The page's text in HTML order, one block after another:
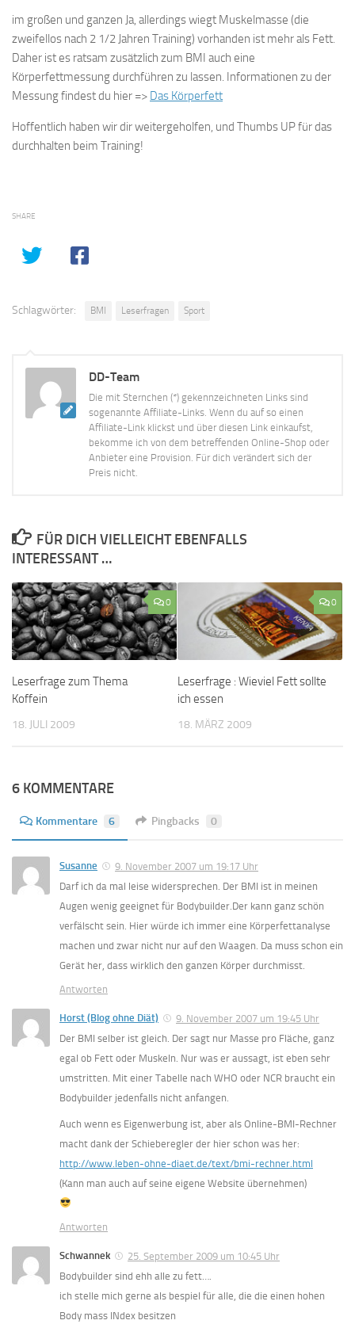
im großen und ganzen Ja, allerdings wiegt Muskelmasse (die
zweifellos nach 2 1/2 Jahren Training) vorhanden ist mehr als Fett.
Daher ist es ratsam zusätzlich zum BMI auch eine
Körperfettmessung durchführen zu lassen. Informationen zu der
Messung findest du hier => Das Körperfett
Hoffentlich haben wir dir weitergeholfen, und Thumbs UP für das
durchhalten beim Training!
SHARE
Schlagwörter: BMI Leserfragen Sport
DD-Team
Die mit Sternchen (*) gekennzeichneten Links sind
sogenannte Affiliate-Links. Wenn du auf so einen
Affiliate-Link klickst und über diesen Link einkaufst,
bekomme ich von dem betreffenden Online-Shop oder
Anbieter eine Provision. Für dich verändert sich der
Preis nicht.
FÜR DICH VIELLEICHT EBENFALLS
INTERESSANT …
0
Leserfrage zum Thema
Koffein
18. JULI 2009
0
Leserfrage : Wieviel Fett sollte
ich essen
18. MÄRZ 2009
6 KOMMENTARE
Kommentare 6 Pingbacks 0
Susanne
9. November 2007 um 19:17 Uhr
Darf ich da mal leise widersprechen. Der BMI ist in meinen
Augen wenig geeignet für Bodybuilder.Der kann ganz schön
verfälscht sein. Hier würde ich immer eine Körperfettanalyse
machen und zwar nicht nur auf den Waagen. Da muss schon ein
Gerät her, dass wirklich den ganzen Körper durchmisst.
Antworten
Horst (Blog ohne Diät)
9. November 2007 um 19:45 Uhr
Der BMI selber ist gleich. Der sagt nur Masse pro Fläche, ganz
egal ob Fett oder Muskeln. Nur was er aussagt, ist eben sehr
umstritten. Mit einer Tabelle nach WHO oder NCR braucht ein
Bodybuilder jedenfalls nicht anfangen.
Auch wenn es Eigenwerbung ist, aber als Online-BMI-Rechner
macht dank der Schieberegler der hier schon was her:
http://www.leben-ohne-diaet.de/text/bmi-rechner.html
(Kann man auch auf seine eigene Website übernehmen)
Antworten
Schwannek
25. September 2009 um 10:45 Uhr
Bodybuilder sind ehh alle zu fett….
ich stelle mich gerne als bespiel für alle, die die einen hohen
Body mass INdex besitzen